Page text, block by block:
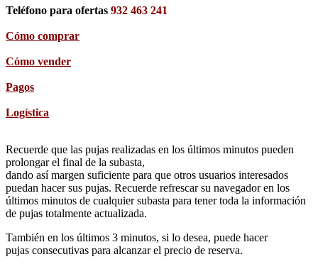
Teléfono para ofertas 932 463 241
Cómo comprar
Cómo vender
Pagos
Logística
Recuerde que las pujas realizadas en los últimos minutos pueden
prolongar el final de la subasta,
dando así margen suficiente para que otros usuarios interesados
puedan hacer sus pujas. Recuerde refrescar su navegador en los
últimos minutos de cualquier subasta para tener toda la información
de pujas totalmente actualizada.
También en los últimos 3 minutos, si lo desea, puede hacer
pujas consecutivas para alcanzar el precio de reserva.